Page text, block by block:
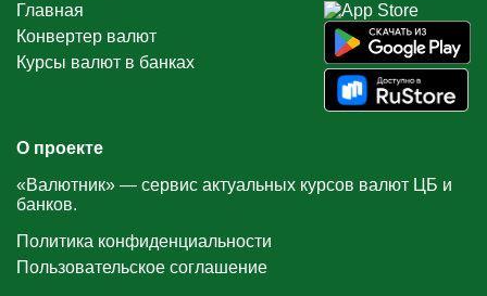
Главная
Конвертер валют
Курсы валют в банках
О проекте
«Валютник» — сервис актуальных курсов валют ЦБ и
банков.
Политика конфиденциальности
Пользовательское соглашение